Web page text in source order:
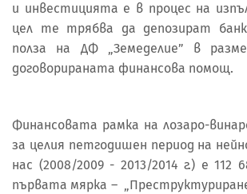
и инвестицията е в процес на
цел те трябва да депозират
полза на ДФ „Земеделие” в
договорираната финансова помощ.
Финансовата рамка на лозаро-
за целия петгодишен период на
нас (2008/2009 - 2013/2014 г.) е 112
първата мярка –